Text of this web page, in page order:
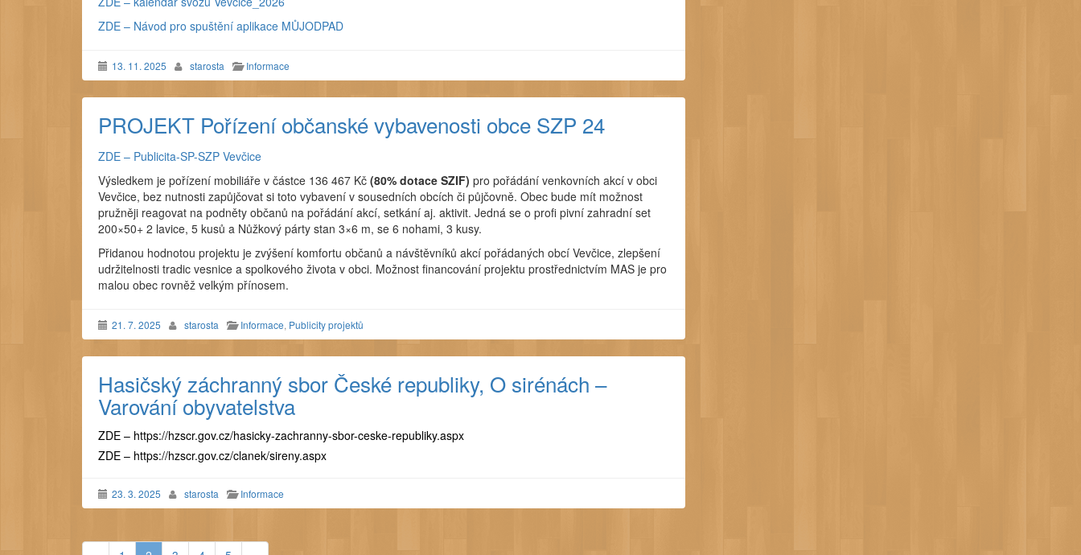
ZDE – Návod pro spuštění aplikace MŮJODPAD
13. 11. 2025 starosta Informace
PROJEKT Pořízení občanské vybavenosti obce SZP 24
ZDE – Publicita-SP-SZP Vevčice
Výsledkem je pořízení mobiliáře v částce 136 467 Kč (80% dotace SZIF) pro pořádání venkovních akcí v obci
Vevčice, bez nutnosti zapůjčovat si toto vybavení v sousedních obcích či půjčovně. Obec bude mít možnost
pružněji reagovat na podněty občanů na pořádání akcí, setkání aj. aktivit. Jedná se o profi pivní zahradní set
200×50+ 2 lavice, 5 kusů a Nůžkový párty stan 3×6 m, se 6 nohami, 3 kusy.
Přidanou hodnotou projektu je zvýšení komfortu občanů a návštěvníků akcí pořádaných obcí Vevčice, zlepšení
udržitelnosti tradic vesnice a spolkového života v obci. Možnost financování projektu prostřednictvím MAS je pro
malou obec rovněž velkým přínosem.
21. 7. 2025 starosta Informace, Publicity projektů
Hasičský záchranný sbor České republiky, O sirénách –
Varování obyvatelstva
ZDE – https://hzscr.gov.cz/hasicky-zachranny-sbor-ceske-republiky.aspx
ZDE – https://hzscr.gov.cz/clanek/sireny.aspx
23. 3. 2025 starosta Informace